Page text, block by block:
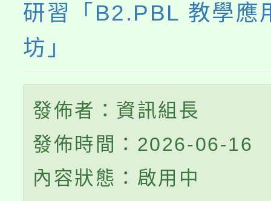
研習「B2.PBL 教學應
坊」
發佈者：資訊組長
發佈時間：2026-06-16
內容狀態：啟用中